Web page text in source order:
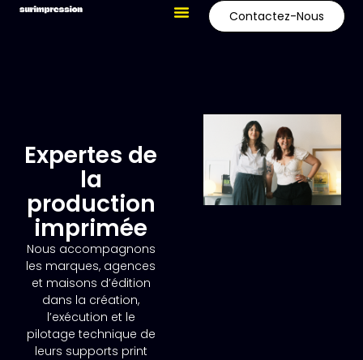
Contactez-Nous
Expertes de
la
production
imprimée
Nous accompagnons
les marques, agences
et maisons d’édition
dans la création,
l’exécution et le
pilotage technique de
leurs supports print